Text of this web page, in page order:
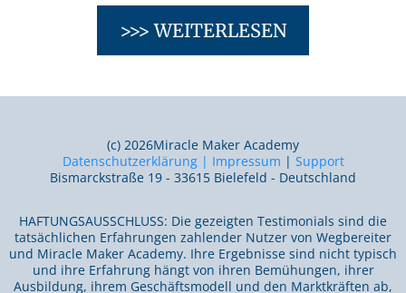
>>> WEITERLESEN
(c) 2026Miracle Maker Academy
Datenschutzerklärung | Impressum | Support
Bismarckstraße 19 - 33615 Bielefeld - Deutschland
HAFTUNGSAUSSCHLUSS: Die gezeigten Testimonials sind die
tatsächlichen Erfahrungen zahlender Nutzer von Wegbereiter
und Miracle Maker Academy. Ihre Ergebnisse sind nicht typisch
und ihre Erfahrung hängt von ihren Bemühungen, ihrer
Ausbildung, ihrem Geschäftsmodell und den Marktkräften ab,